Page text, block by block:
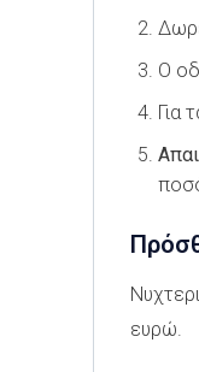
Ο
Για
ευρώ.